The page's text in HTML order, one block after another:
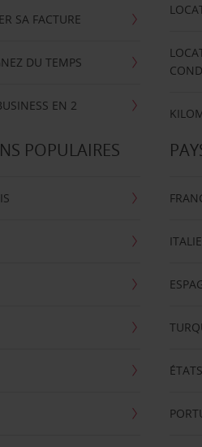
SA FACTURE
DU TEMPS
EN 2
POPULAIRES
ITALIE